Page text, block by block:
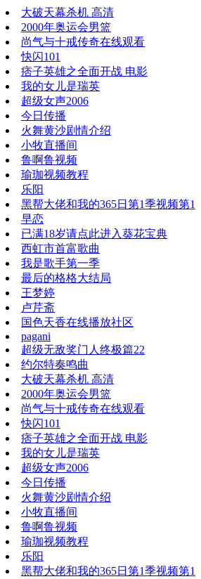
大破天幕杀机 高清
2000年奥运会男篮
尚气与十戒传奇在线观看
快闪101
痞子英雄之全面开战 电影
我的女儿是瑞英
超级女声2006
今日传播
火舞黄沙剧情介绍
小牧直播间
鲁啊鲁视频
瑜珈视频教程
乐阳
黑帮大佬和我的365日第1季视频第1
早恋
已满18岁请点此进入葵花宝典
西虹市首富歌曲
我是歌手第一季
最后的格格大结局
王梦婷
卢芹斋
国色天香在线播放社区
pagani
超级无敌奖门人终极篇22
约尔特奏鸣曲
大破天幕杀机 高清
2000年奥运会男篮
尚气与十戒传奇在线观看
快闪101
痞子英雄之全面开战 电影
我的女儿是瑞英
超级女声2006
今日传播
火舞黄沙剧情介绍
小牧直播间
鲁啊鲁视频
瑜珈视频教程
乐阳
黑帮大佬和我的365日第1季视频第1